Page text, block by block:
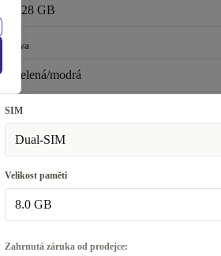
128 GB
128 GB
K dispozici v jiné konfiguraci
256 GB
Barva
zelená/modrá
zelená/modrá
bílá/fialová
K dispozici v jiné konfiguraci
oranžová
SIM
Dual-SIM
Velikost paměti
8.0 GB
Zahrnutá záruka od prodejce: